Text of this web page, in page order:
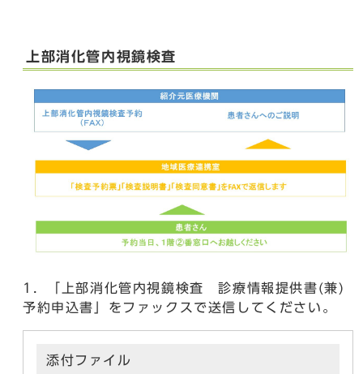
上部消化管内視鏡検査
1．「上部消化管内視鏡検査 診療情報提供書(兼)
予約申込書」をファックスで送信してください。
添付ファイル